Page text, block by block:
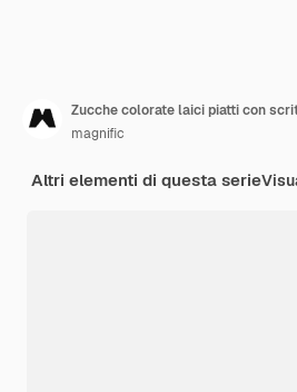
Zucche colorate laici piatti con
magnific
Altri elementi di questa serie